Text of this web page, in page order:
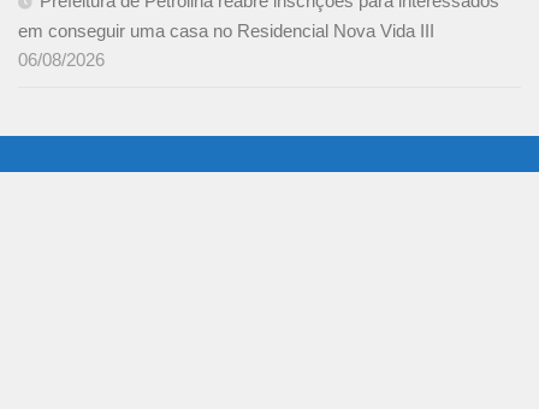
em conseguir uma casa no Residencial Nova Vida III
06/08/2026